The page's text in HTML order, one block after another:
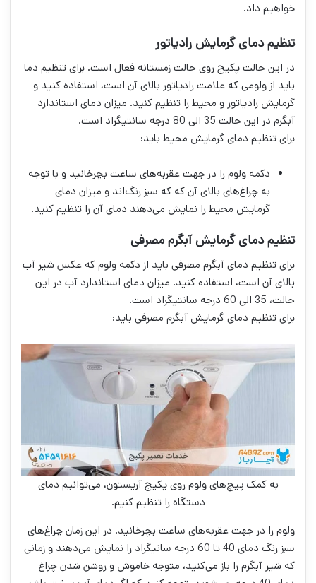
خواهیم داد.
تنظیم دمای گرمایش رادیاتور
در این حالت پکیج روی حالت زمستانه فعال است. برای تنظیم دما
باید از ولومی که علامت رادیاتور بالای آن است، استفاده کنید و
گرمایش رادیاتور و محیط را تنظیم کنید. میزان دمای استاندارد
آبگرم در این حالت 35 الی 80 درجه سانتیگراد است.
برای تنظیم دمای گرمایش محیط باید:
دکمه ولوم را در جهت عقربه‌های ساعت بچرخانید و با توجه
به چراغ‌های بالای آن که که سبز رنگ‌اند و میزان دمای
گرمایش محیط را نمایش می‌دهند دمای آن را تنظیم کنید.
تنظیم دمای گرمایش آبگرم مصرفی
برای تنظیم دمای آبگرم مصرفی باید از دکمه ولوم که عکس شیر آب
بالای آن است، استفاده کنید. میزان دمای استاندارد آب در این
حالت، 35 الی 60 درجه سانتیگراد است.
برای تنظیم دمای گرمایش آبگرم مصرفی باید:
به کمک پیچ‌های ولوم روی پکیج آریستون، می‌توانیم دمای
دستگاه را تنظیم کنیم.
ولوم را در جهت عقربه‌های ساعت بچرخانید. در این زمان چراغ‌های
سبز رنگ دمای 40 تا 60 درجه سانیگراد را نمایش می‌دهند و زمانی
که شیر آبگرم را باز می‌کنید، متوجه خاموش و روشن شدن چراغ